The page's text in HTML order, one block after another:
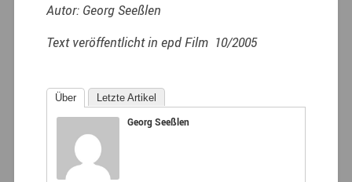
Autor: Georg Seeßlen
Text veröffentlicht in epd Film 10/2005
Über Letzte Artikel
Georg Seeßlen